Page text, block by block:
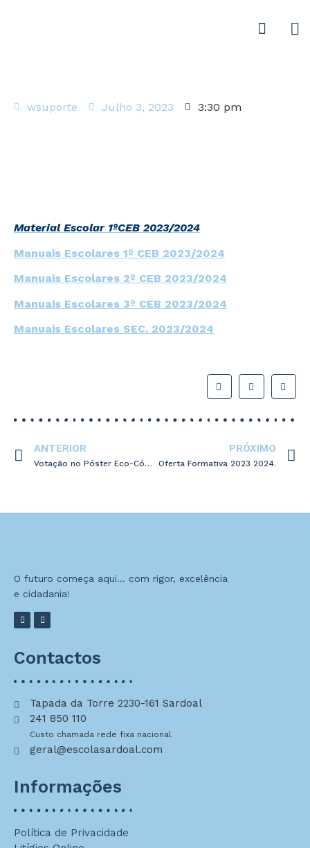
wsuporte Julho 3, 2023 3:30 pm
Material Escolar 1ºCEB 2023/2024
Manuais Escolares 1º CEB 2023/2024
Manuais Escolares 2º CEB 2023/2024
Manuais Escolares 3º CEB 2023/2024
Manuais Escolares SEC. 2023/2024
ANTERIOR
Votação no Póster Eco-Código 2023 da Escola Básica e Secundária Dra. Judite Andrade
PRÓXIMO
Oferta Formativa 2023 2024.
O futuro começa aqui… com rigor, excelência
e cidadania!
Contactos
Tapada da Torre 2230-161 Sardoal
241 850 110
Custo chamada rede fixa nacional
geral@escolasardoal.com
Informações
Política de Privacidade